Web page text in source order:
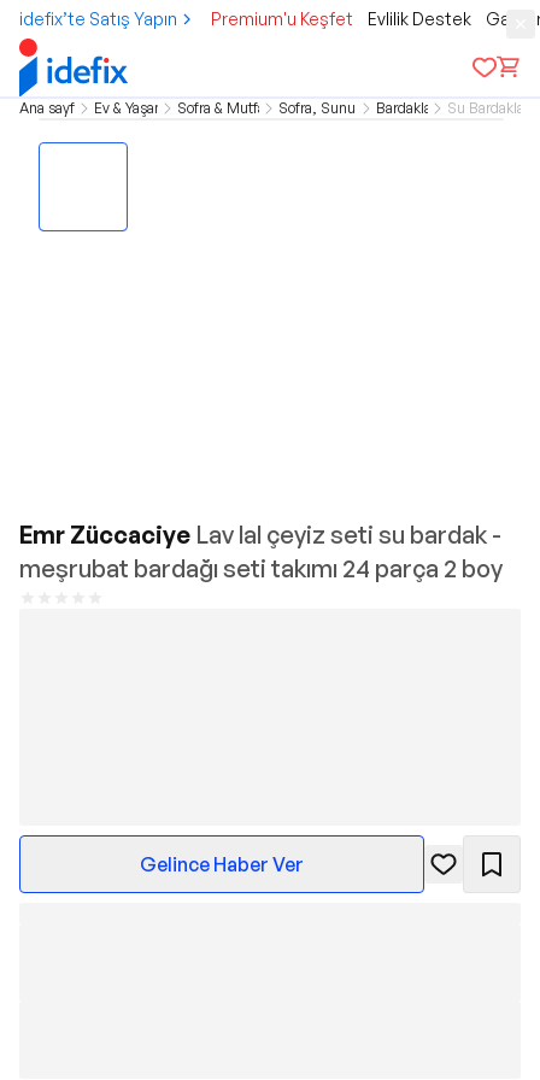
idefix’te Satış Yapın Premium'u Keşfet Evlilik Destek
Ana sayfa Ev & Yaşam Sofra & Mutfak Sofra, Sunum Bardaklar Su Bardakları
Emr Züccaciye Lav lal çeyiz seti su bardak -
meşrubat bardağı seti takımı 24 parça 2 boy
Gelince Haber Ver